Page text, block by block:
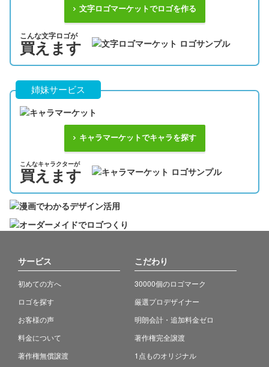
文字ロゴマーケットでロゴを作る
こんな文字ロゴが
買えます
姉妹サービス
キャラマーケットでキャラを探す
こんなキャラクターが
買えます
サービス
初めての方へ
ロゴを探す
お客様の声
料金について
著作権無償譲渡
こだわり
30000個のロゴマーク
厳選プロデザイナー
明朗会計・追加料金ゼロ
著作権完全譲渡
1点ものオリジナル